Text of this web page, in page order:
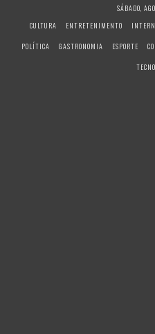
SÁBADO,
CULTURA
ENTRETENIMENTO
POLÍTICA
GASTRONOMIA ESPORTE